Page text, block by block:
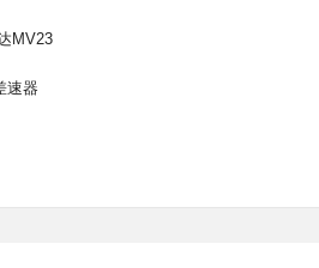
MV23
速器